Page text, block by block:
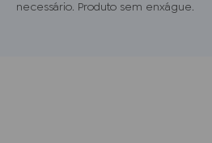
necessário. Produto sem enxágue.